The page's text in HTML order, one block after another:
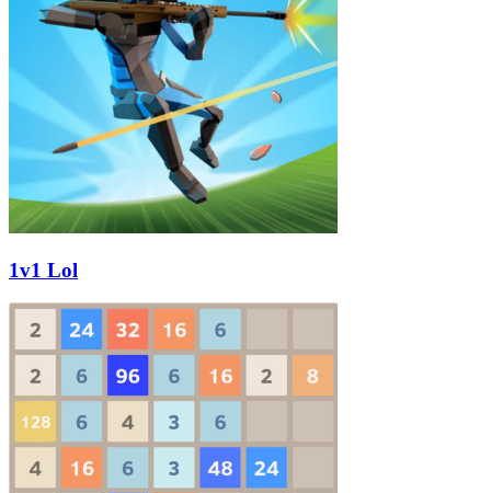
1v1 Lol